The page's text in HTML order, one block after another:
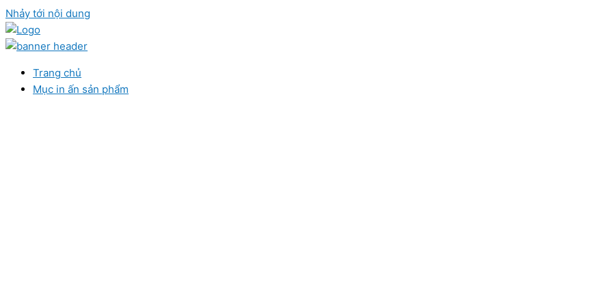
Nhảy tới nội dung
Trang chủ
Mục in ấn sản phẩm